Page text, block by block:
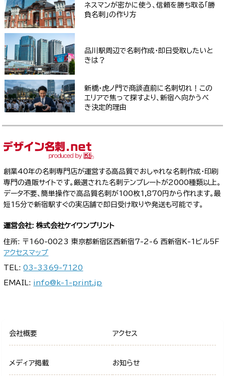
ネスマンが密かに使う、信頼を勝ち取る「勝
負名刺」の作り方
品川駅周辺で名刺作成・即日受取したいと
きは？
新橋・虎ノ門で商談直前に名刺切れ！この
エリアで焦って探すより、新宿へ向かうべ
き決定的理由
創業40年の名刺専門店が運営する高品質でおしゃれな名刺作成・印刷
専門の通販サイトです。厳選された名刺テンプレートが2000種類以上。
データ不要、簡単操作で高品質名刺が100枚1,870円から作れます。最
短15分で新宿駅すぐの実店舗で即日受け取りや発送も可能です。
運営会社: 株式会社ケイワンプリント
住所: 〒160-0023 東京都新宿区西新宿7-2-6 西新宿K-1ビル5F
アクセスマップ
TEL:03-3369-7120
EMAIL: info@k-1-print.jp
会社概要 アクセス
メディア掲載 お知らせ